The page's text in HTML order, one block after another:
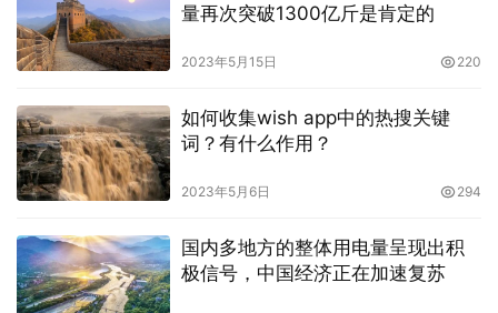
量再次突破1300亿斤是肯定的
2023年5月15日 220
如何收集wish app中的热搜关键
词？有什么作用？
2023年5月6日 294
国内多地方的整体用电量呈现出积
极信号，中国经济正在加速复苏